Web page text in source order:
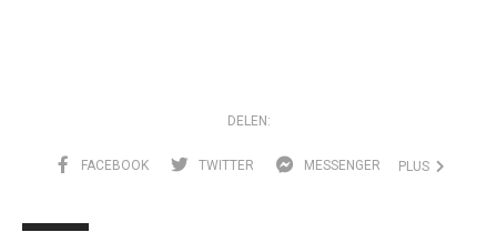
DELEN:
FACEBOOK TWITTER MESSENGER PLUS